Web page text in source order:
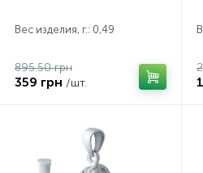
Вес изделия, г.: 0,49
895.50 грн
359 грн /шт.